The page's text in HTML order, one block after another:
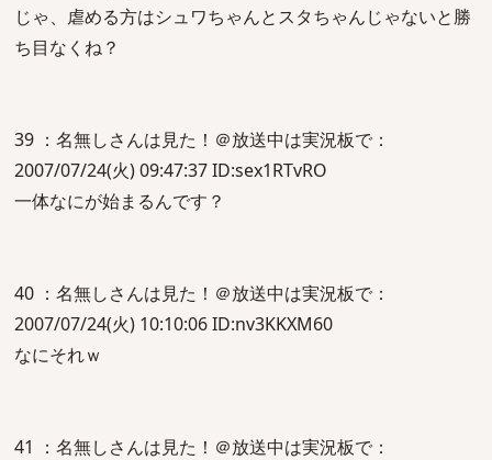
じゃ、虐める方はシュワちゃんとスタちゃんじゃないと勝
ち目なくね？
39 ：名無しさんは見た！＠放送中は実況板で：
2007/07/24(火) 09:47:37 ID:sex1RTvRO
一体なにが始まるんです？
40 ：名無しさんは見た！＠放送中は実況板で：
2007/07/24(火) 10:10:06 ID:nv3KKXM60
なにそれｗ
41 ：名無しさんは見た！＠放送中は実況板で：